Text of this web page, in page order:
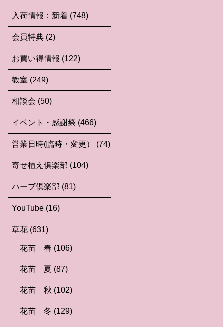
入荷情報：新着 (748)
会員特典 (2)
お買い得情報 (122)
教室 (249)
相談会 (50)
イベント・感謝祭 (466)
営業日時(臨時・変更） (74)
寄せ植え俱楽部 (104)
ハーブ倶楽部 (81)
YouTube (16)
草花 (631)
花苗 春 (106)
花苗 夏 (87)
花苗 秋 (102)
花苗 冬 (129)